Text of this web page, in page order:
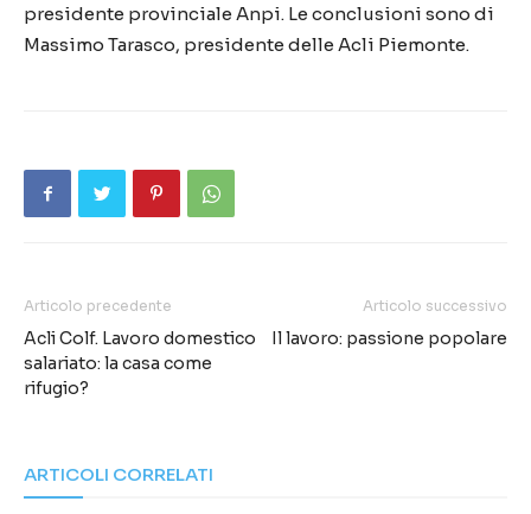
presidente provinciale Anpi. Le conclusioni sono di
Massimo Tarasco, presidente delle Acli Piemonte.
Articolo precedente
Acli Colf. Lavoro domestico
salariato: la casa come
rifugio?
Articolo successivo
Il lavoro: passione popolare
ARTICOLI CORRELATI